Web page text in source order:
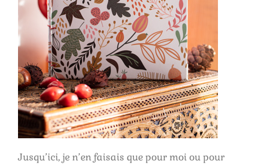
Jusqu’ici, je n’en faisais que pour moi ou pour